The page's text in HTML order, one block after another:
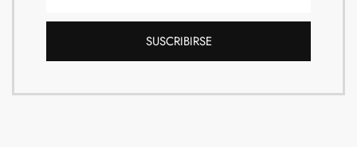
SUSCRIBIRSE